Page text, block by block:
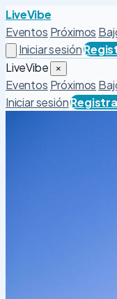
LiveVibe
Eventos Próximos
Iniciar sesión
LiveVibe
×
Eventos Próximos
Iniciar sesión